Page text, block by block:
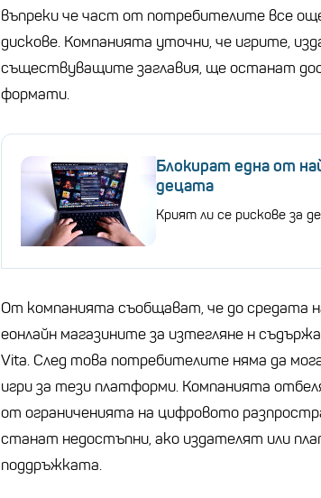
въпреки че част от потребителите все
дискове. Компанията уточни, че игрите,
съществуващите заглавия, ще останат
формати.
Блокират една от
децата
Крият ли се рискове за
От компанията съобщават, че до средата
еонлайн магазините за изтегляне н
Vita. След това потребителите няма да
игри за тези платформи. Компанията
от ограниченията на цифровото
станат недостъпни, ако издателят или
поддръжката.